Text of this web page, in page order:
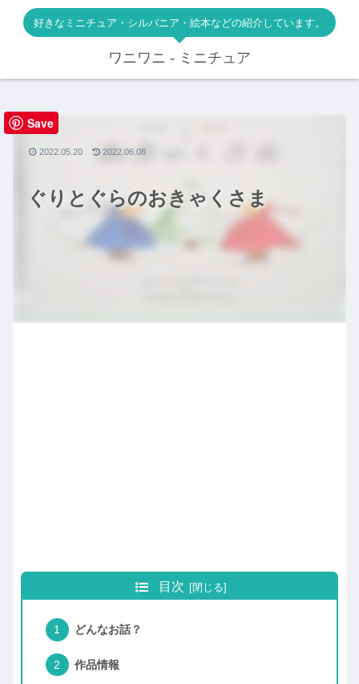
好きなミニチュア・シルバニア・絵本などの紹介しています。
ワニワニ - ミニチュア
ぐりとぐらのおきゃくさま
絵本
2022.05.20 2022.06.08
目次
どんなお話？
作品情報
Save